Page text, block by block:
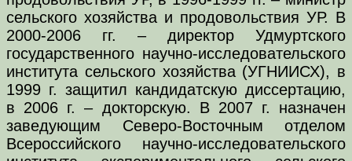
сельского хозяйства и продовольствия УР. В
2000-2006 гг. – директор Удмуртского
государственного научно-исследовательского
института сельского хозяйства (УГНИИСХ), в
1999 г. защитил кандидатскую диссертацию,
в 2006 г. – докторскую. В 2007 г. назначен
заведующим Северо-Восточным отделом
Всероссийского научно-исследовательского